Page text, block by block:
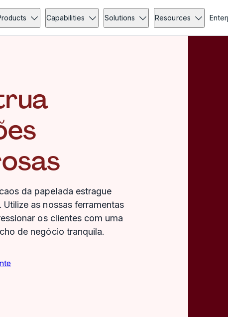
Capabilities Solutions Resources
da papelada estrague
as nossas ferramentas
os clientes com uma
de negócio tranquila.